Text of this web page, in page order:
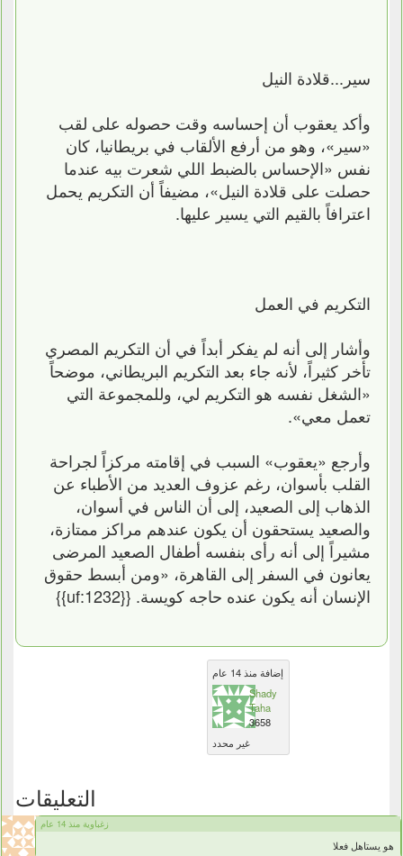
سير...قلادة النيل
وأكد يعقوب أن إحساسه وقت حصوله على لقب
«سير»، وهو من أرفع الألقاب في بريطانيا، كان
نفس «الإحساس بالضبط اللي شعرت بيه عندما
حصلت على قلادة النيل»، مضيفاً أن التكريم يحمل
اعترافاً بالقيم التي يسير عليها.
التكريم في العمل
وأشار إلى أنه لم يفكر أبداً في أن التكريم المصري
تأخر كثيراً، لأنه جاء بعد التكريم البريطاني، موضحاً
«الشغل نفسه هو التكريم لي، وللمجموعة التي
تعمل معي».
وأرجع «يعقوب» السبب في إقامته مركزاً لجراحة
القلب بأسوان، رغم عزوف العديد من الأطباء عن
الذهاب إلى الصعيد، إلى أن الناس في أسوان،
والصعيد يستحقون أن يكون عندهم مراكز ممتازة،
مشيراً إلى أنه رأى بنفسه أطفال الصعيد المرضى
يعانون في السفر إلى القاهرة، «ومن أبسط حقوق
الإنسان أنه يكون عنده حاجه كويسة. {{uf:1232}}
إضافة منذ 14 عام
Shady
Taha
3658
غير محدد
التعليقات
زغباوية منذ 14 عام
هو يستاهل فعلا